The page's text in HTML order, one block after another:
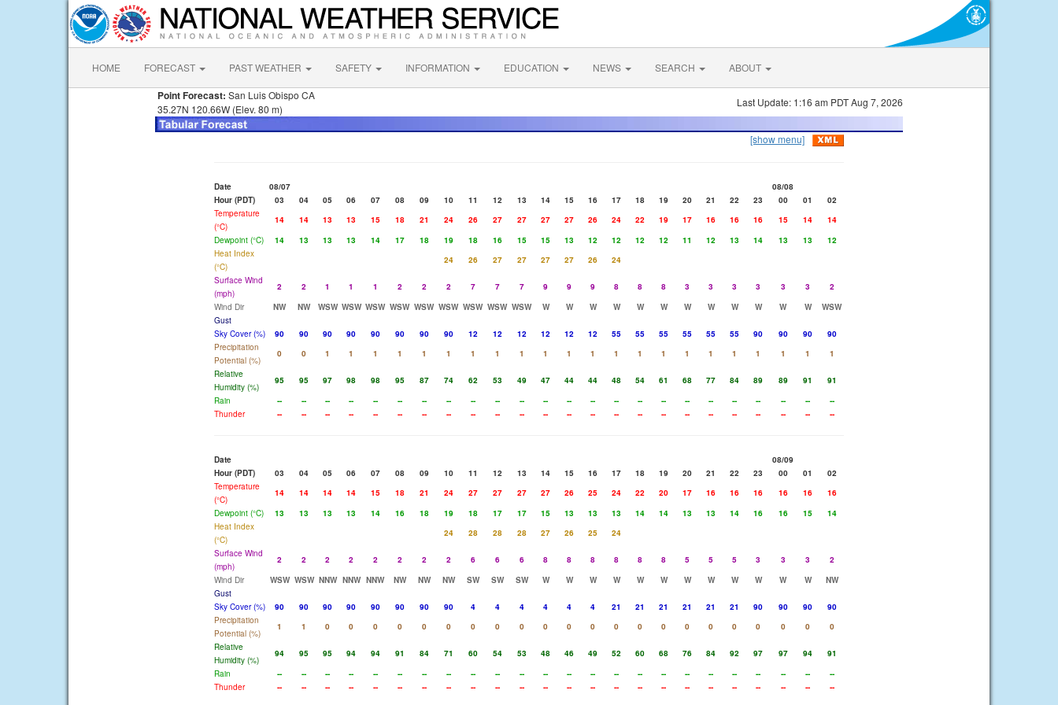
HOME FORECAST PAST WEATHER SAFETY INFORMATION EDUCATION NEWS SEARCH ABOUT
Point Forecast: San Luis Obispo CA
35.27N 120.66W (Elev. 80 m)
Last Update: 1:16 am PDT Aug 7, 2026
[show menu]
Date 08/07
08/08
Hour (PDT)
03 04 05 06 07 08 09 10 11 12 13 14 15 16 17 18 19 20 21 22 23 00 01
02
Temperature
(°C)
14 14 13 13 15 18 21 24 26 27 27 27 27 26 24 22 19 17 16 16 16 15 14
14
Dewpoint (°C)
14 13 13 13 14 17 18 19 18 16 15 15 13 12 12 12 12 11 12 13 14 13 13
12
Heat Index
(°C)
24 26 27 27 27 27 26
24
Surface Wind
(mph)
2 2 1 1 1 2 2 2 7 7 7 9 9 9 8 8 8 3 3 3 3 3 3
2
Wind Dir
NW NW WSW WSW WSW WSW WSW WSW WSW WSW WSW W W W W W W W W W W W W
WSW
Gust
Sky Cover (%)
90 90 90 90 90 90 90 90 12 12 12 12 12 12 55 55 55 55 55 55 90 90 90
90
Precipitation
Potential (%)
0 0 1 1 1 1 1 1 1 1 1 1 1 1 1 1 1 1 1 1 1 1 1
1
Relative
Humidity (%)
95 95 97 98 98 95 87 74 62 53 49 47 44 44 48 54 61 68 77 84 89 89 91
91
Rain
-- -- -- -- -- -- -- -- -- -- -- -- -- -- -- -- -- -- -- -- -- -- --
--
Thunder
-- -- -- -- -- -- -- -- -- -- -- -- -- -- -- -- -- -- -- -- -- -- -- --
Date
08/09
Hour (PDT)
03 04 05 06 07 08 09 10 11 12 13 14 15 16 17 18 19 20 21 22 23 00 01
02
Temperature
(°C)
14 14 14 14 15 18 21 24 27 27 27 27 26 25 24 22 20 17 16 16 16 16 16
16
Dewpoint (°C)
13 13 13 13 14 16 18 19 18 17 17 15 13 13 13 14 14 13 13 14 16 16 15
14
Heat Index
(°C)
24 28 28 28 27 26 25
24
Surface Wind
(mph)
2 2 2 2 2 2 2 2 6 6 6 8 8 8 8 8 8 5 5 5 3 3 3
2
Wind Dir
WSW WSW NNW NNW NNW NW NW NW SW SW SW W W W W W W W W W W W W
NW
Gust
Sky Cover (%)
90 90 90 90 90 90 90 90 4 4 4 4 4 4 21 21 21 21 21 21 90 90 90
90
Precipitation
Potential (%)
1 1 0 0 0 0 0 0 0 0 0 0 0 0 0 0 0 0 0 0 0 0 0
0
Relative
Humidity (%)
94 95 95 94 94 91 84 71 60 54 53 48 46 49 52 60 68 76 84 92 97 97 94
91
Rain
-- -- -- -- -- -- -- -- -- -- -- -- -- -- -- -- -- -- -- -- -- -- --
--
Thunder
-- -- -- -- -- -- -- -- -- -- -- -- -- -- -- -- -- -- -- -- -- -- -- --